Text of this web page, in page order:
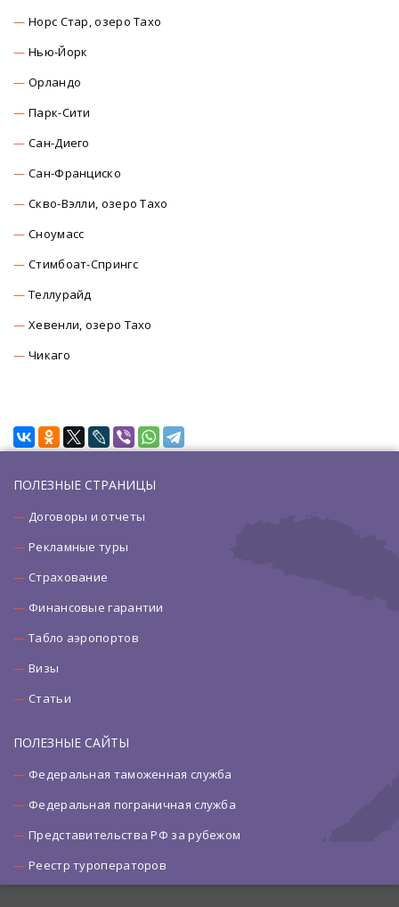
Норс Стар, озеро Тахо
Нью-Йорк
Орландо
Парк-Сити
Сан-Диего
Сан-Франциско
Скво-Вэлли, озеро Тахо
Сноумасc
Стимбоат-Спрингс
Теллурайд
Хевенли, озеро Тахо
Чикаго
ПОЛЕЗНЫЕ СТРАНИЦЫ
Договоры и отчеты
Рекламные туры
Страхование
Финансовые гарантии
Табло аэропортов
Визы
Статьи
ПОЛЕЗНЫЕ САЙТЫ
Федеральная таможенная служба
Федеральная пограничная служба
Представительства РФ за рубежом
Реестр туроператоров